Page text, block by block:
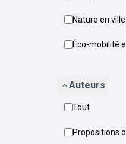
Nature en
Éco-mobilité
Auteurs
Tout
Propositions